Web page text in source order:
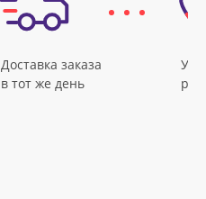
Доставка заказа
в тот же день